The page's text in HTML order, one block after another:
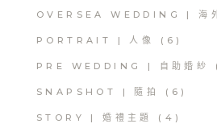
OVERSEA WEDDING | 海
PORTRAIT | 人像 (6)
PRE WEDDING | 自助婚紗
SNAPSHOT | 隨拍 (6)
STORY | 婚禮主題 (4)